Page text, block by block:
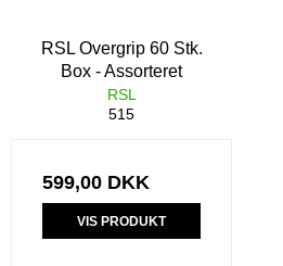
RSL Overgrip 60 Stk.
Box - Assorteret
RSL
515
599,00 DKK
VIS PRODUKT